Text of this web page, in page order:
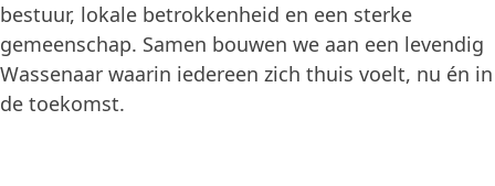
bestuur, lokale betrokkenheid en een sterke
gemeenschap. Samen bouwen we aan een levendig
Wassenaar waarin iedereen zich thuis voelt, nu én in
de toekomst.